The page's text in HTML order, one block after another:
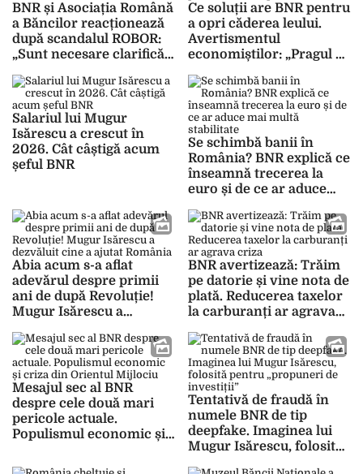
BNR și Asociația Română
a Băncilor reacționează
după scandalul ROBOR:
„Sunt necesare clarificări
Ce soluții are BNR pentru
a opri căderea leului.
Avertismentul
economiștilor: „Pragul de
poate fi atins rapid”
Salariul lui Mugur
Isărescu a crescut în
2026. Cât câștigă acum
șeful BNR
Se schimbă banii în
România? BNR explică ce
înseamnă trecerea la
euro și de ce ar aduce
Abia acum s-a aflat
adevărul despre primii
ani de după Revoluție!
Mugur Isărescu a
România
BNR avertizează: Trăim
pe datorie și vine nota de
plată. Reducerea taxelor
la carburanți ar agrava
Mesajul sec al BNR
despre cele două mari
pericole actuale.
Populismul economic și
Mijlociu
Tentativă de fraudă în
numele BNR de tip
deepfake. Imaginea lui
Mugur Isărescu, folosită